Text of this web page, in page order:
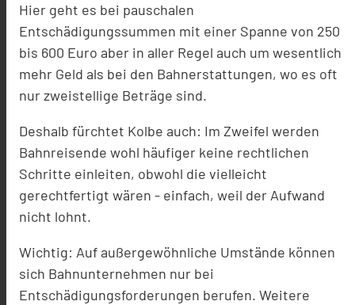
Hier geht es bei pauschalen
Entschädigungssummen mit einer Spanne von 250
bis 600 Euro aber in aller Regel auch um wesentlich
mehr Geld als bei den Bahnerstattungen, wo es oft
nur zweistellige Beträge sind.
Deshalb fürchtet Kolbe auch: Im Zweifel werden
Bahnreisende wohl häufiger keine rechtlichen
Schritte einleiten, obwohl die vielleicht
gerechtfertigt wären - einfach, weil der Aufwand
nicht lohnt.
Wichtig: Auf außergewöhnliche Umstände können
sich Bahnunternehmen nur bei
Entschädigungsforderungen berufen. Weitere